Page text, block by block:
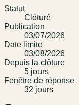
Statut
Clôturé
Publication
03/07/2026
Date limite
03/08/2026
Depuis la clôture
5 jours
Fenêtre de réponse
32 jours